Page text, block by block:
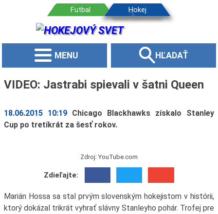
MENU HĽADAŤ
VIDEO: Jastrabi spievali v šatni Queen
18.06.2015 10:19 Chicago Blackhawks získalo Stanley
Cup po tretíkrát za šesť rokov.
Zdroj: YouTube.com
Zdieľajte:
Marián Hossa sa stal prvým slovenským hokejistom v histórii,
ktorý dokázal trikrát vyhrať slávny Stanleyho pohár. Trofej pre